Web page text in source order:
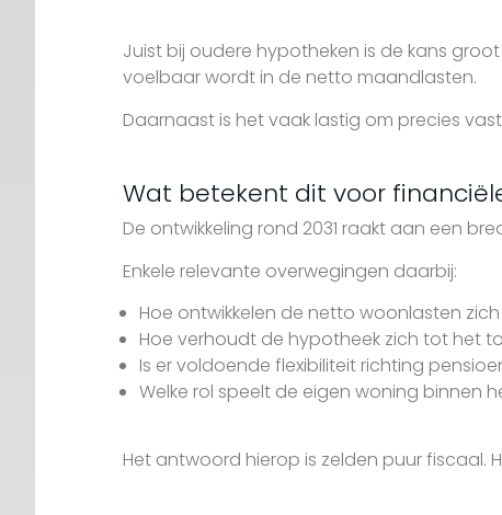
Juist bij oudere hypotheken is de kans
voelbaar wordt in de netto maandlasten.
Daarnaast is het vaak lastig om precies
Wat betekent dit voor
De ontwikkeling rond 2031 raakt aan een
Enkele relevante overwegingen daarbij:
Hoe ontwikkelen de netto woonlasten
Hoe verhoudt de hypotheek zich tot het
Is er voldoende flexibiliteit richting
Welke rol speelt de eigen woning binnen
Het antwoord hierop is zelden puur fiscaal.